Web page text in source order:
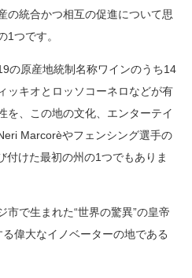
の統合かつ相互の促進について思
1つです。
の原産地統制名称ワインのうち14
ッキオとロッソコーネロなどが有
を、この地の文化、エンターテイ
Marcorèやフェンシング選手の
付けた最初の州の1つでもありま
で生まれた“世界の驚異”の皇帝
偉大なイノベーターの地である